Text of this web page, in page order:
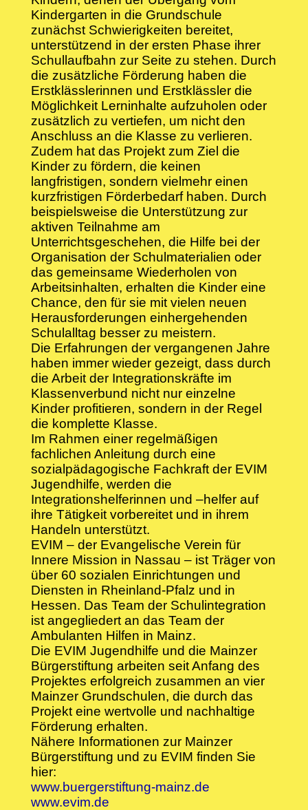
Kindergarten in die Grundschule
zunächst Schwierigkeiten bereitet,
unterstützend in der ersten Phase ihrer
Schullaufbahn zur Seite zu stehen. Durch
die zusätzliche Förderung haben die
Erstklässlerinnen und Erstklässler die
Möglichkeit Lerninhalte aufzuholen oder
zusätzlich zu vertiefen, um nicht den
Anschluss an die Klasse zu verlieren.
Zudem hat das Projekt zum Ziel die
Kinder zu fördern, die keinen
langfristigen, sondern vielmehr einen
kurzfristigen Förderbedarf haben. Durch
beispielsweise die Unterstützung zur
aktiven Teilnahme am
Unterrichtsgeschehen, die Hilfe bei der
Organisation der Schulmaterialien oder
das gemeinsame Wiederholen von
Arbeitsinhalten, erhalten die Kinder eine
Chance, den für sie mit vielen neuen
Herausforderungen einhergehenden
Schulalltag besser zu meistern.
Die Erfahrungen der vergangenen Jahre
haben immer wieder gezeigt, dass durch
die Arbeit der Integrationskräfte im
Klassenverbund nicht nur einzelne
Kinder profitieren, sondern in der Regel
die komplette Klasse.
Im Rahmen einer regelmäßigen
fachlichen Anleitung durch eine
sozialpädagogische Fachkraft der EVIM
Jugendhilfe, werden die
Integrationshelferinnen und –helfer auf
ihre Tätigkeit vorbereitet und in ihrem
Handeln unterstützt.
EVIM – der Evangelische Verein für
Innere Mission in Nassau – ist Träger von
über 60 sozialen Einrichtungen und
Diensten in Rheinland-Pfalz und in
Hessen. Das Team der Schulintegration
ist angegliedert an das Team der
Ambulanten Hilfen in Mainz.
Die EVIM Jugendhilfe und die Mainzer
Bürgerstiftung arbeiten seit Anfang des
Projektes erfolgreich zusammen an vier
Mainzer Grundschulen, die durch das
Projekt eine wertvolle und nachhaltige
Förderung erhalten.
Nähere Informationen zur Mainzer
Bürgerstiftung und zu EVIM finden Sie
hier:
www.buergerstiftung-mainz.de
www.evim.de